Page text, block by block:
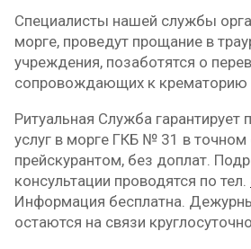
Специалисты нашей службы
морге, проведут прощание в
учреждения, позаботятся о
сопровождающих к крематорию
Ритуальная Служба гарантирует
услуг в морге ГКБ № 31 в точном
прейскурантом, без доплат.
консультации проводятся по тел.
Информация бесплатна.
остаются на связи круглосуточно.